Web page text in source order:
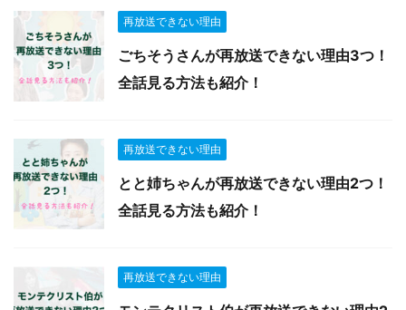
再放送できない理由
ごちそうさんが再放送できない理由3つ！
全話見る方法も紹介！
再放送できない理由
とと姉ちゃんが再放送できない理由2つ！
全話見る方法も紹介！
再放送できない理由